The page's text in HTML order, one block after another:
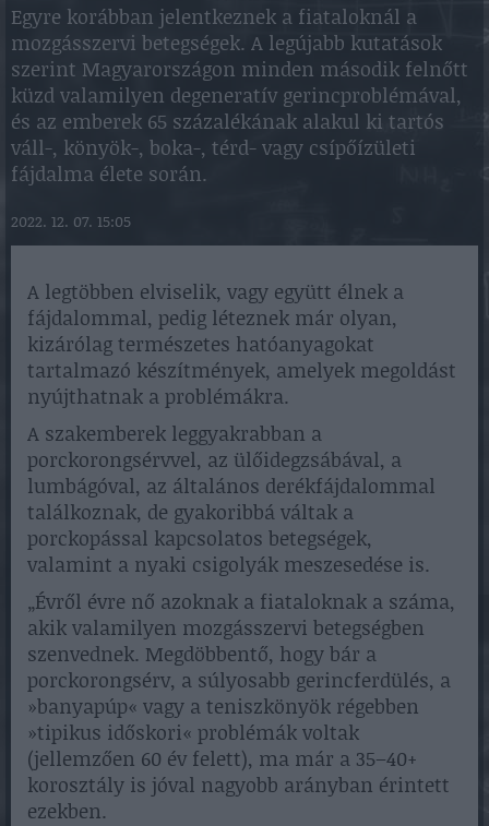
Egyre korábban jelentkeznek a fiataloknál a
mozgásszervi betegségek. A legújabb kutatások
szerint Magyarországon minden második felnőtt
küzd valamilyen degeneratív gerincproblémával,
és az emberek 65 százalékának alakul ki tartós
váll-, könyök-, boka-, térd- vagy csípőízületi
fájdalma élete során.
2022. 12. 07. 15:05
A legtöbben elviselik, vagy együtt élnek a
fájdalommal, pedig léteznek már olyan,
kizárólag természetes hatóanyagokat
tartalmazó készítmények, amelyek megoldást
nyújthatnak a problémákra.
A szakemberek leggyakrabban a
porckorongsérvvel, az ülőidegzsábával, a
lumbágóval, az általános derékfájdalommal
találkoznak, de gyakoribbá váltak a
porckopással kapcsolatos betegségek,
valamint a nyaki csigolyák meszesedése is.
„Évről évre nő azoknak a fiataloknak a száma,
akik valamilyen mozgásszervi betegségben
szenvednek. Megdöbbentő, hogy bár a
porckorongsérv, a súlyosabb gerincferdülés, a
»banyapúp« vagy a teniszkönyök régebben
»tipikus időskori« problémák voltak
(jellemzően 60 év felett), ma már a 35–40+
korosztály is jóval nagyobb arányban érintett
ezekben.